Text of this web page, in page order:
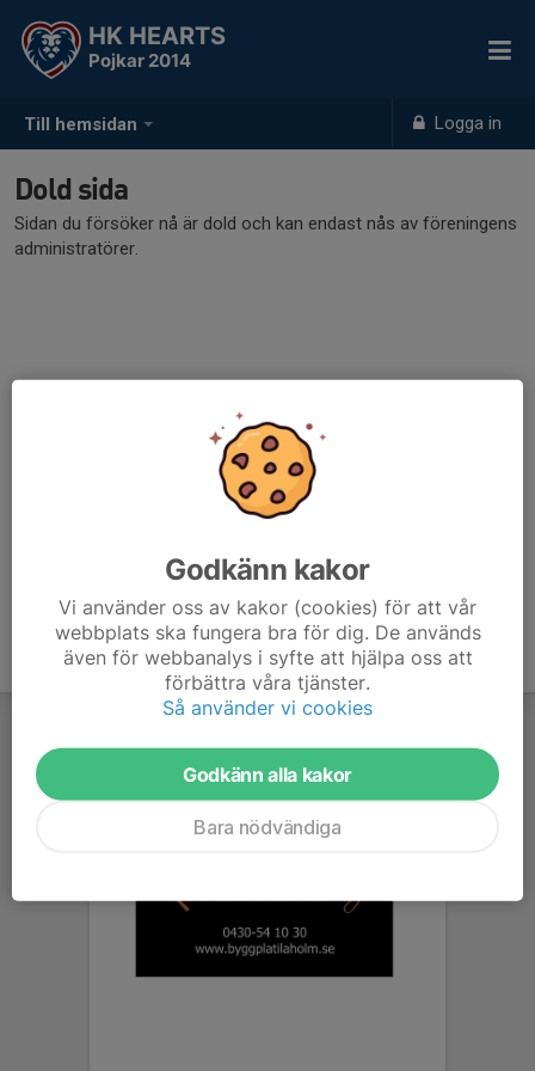
Till hemsidan Logga in
HK HEARTS
Pojkar 2014
Dold sida
Sidan du försöker nå är dold och kan endast nås av föreningens
administratörer.
Godkänn kakor
Vi använder oss av kakor (cookies) för att vår
webbplats ska fungera bra för dig. De används
även för webbanalys i syfte att hjälpa oss att
förbättra våra tjänster.
Så använder vi cookies
Godkänn alla kakor
Bara nödvändiga